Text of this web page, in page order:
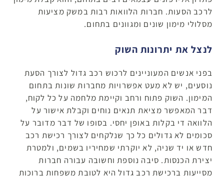
לרכב הסעות. חברות הלוואות רבות במשק מציעות
מסלולי מימון שונים ומגוונים בתחום.
לנצל את יתרונות השוק
בפני אנשים המעוניינים לרכוש רכב גדול לצורך הסעת
נוסעים, יש לא מעט אפשרויות מחברות שונות בתחום
המימון. השוק פתוח ורחב וקיימת מלחמה על כל לקוח,
דבר המאפשר מציאת תנאים נוחים וקבלת אישור על
הלוואה די בקלות באופן יחסי. בסופו של דבר מדובר על
סכומים לא גדולים כל כך שנלקחים לצורך רכישת רכב
חדש או יד שניה, לא יוקרתי שמחיריו בשמים, ולמטרת
יצירת הכנסות. סיבה נוספת וחשובה עבורה חברות
מסייעות ברכישת רכב גדול היא לטובת משפחות ברוכות